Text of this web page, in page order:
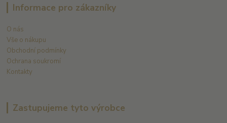
Informace pro zákazníky
O nás
Vše o nákupu
Obchodní podmínky
Ochrana soukromí
Kontakty
Zastupujeme tyto výrobce